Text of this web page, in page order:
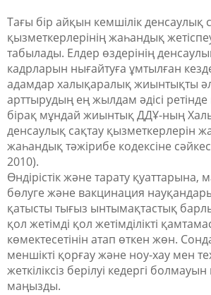
Тағы бір айқын кемшілік денсаулық
қызметкерлерінің жаһандық
табылады. Елдер өздерінің
кадрларын нығайтуға ұмтылған
адамдар халықаралық жиынтықты
арттырудың ең жылдам әдісі
бірақ мұндай жиынтық ДДҰ-ның
денсаулық сақтау қызметкерлерін
жаһандық тәжірибе кодексіне
2010).
Өндірістік және тарату қуаттарына,
бөлуге және вакцинация
қатысты тығыз ынтымақтастық
қол жетімді қол жетімділікті
көмектесетінін атап өткен жөн.
меншікті қорғау және ноу-хау мен
жеткіліксіз берілуі кедергі
маңызды.